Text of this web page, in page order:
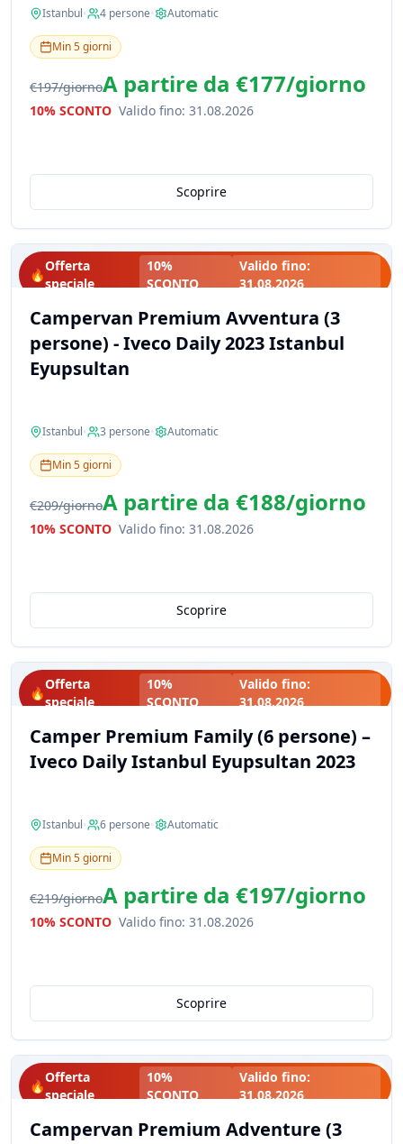
Istanbul• 4 persone• Automatic
Min5giorni
€197/giornoA partire da €177/giorno
10% SCONTO Valido fino: 31.08.2026
Scoprire
🔥
Offerta
speciale
10%
SCONTO
Valido fino:
31.08.2026
Campervan Premium Avventura (3
persone) - Iveco Daily 2023 Istanbul
Eyupsultan
Istanbul• 3 persone• Automatic
Min5giorni
€209/giornoA partire da €188/giorno
10% SCONTO Valido fino: 31.08.2026
Scoprire
🔥
Offerta
speciale
10%
SCONTO
Valido fino:
31.08.2026
Camper Premium Family (6 persone) –
Iveco Daily Istanbul Eyupsultan 2023
Istanbul• 6 persone• Automatic
Min5giorni
€219/giornoA partire da €197/giorno
10% SCONTO Valido fino: 31.08.2026
Scoprire
🔥
Offerta
speciale
10%
SCONTO
Valido fino:
31.08.2026
Campervan Premium Adventure (3